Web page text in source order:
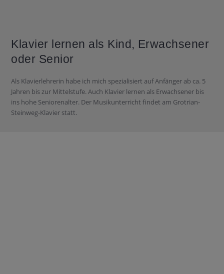
Klavier lernen als Kind, Erwachsener
oder Senior
Als Klavierlehrerin habe ich mich spezialisiert auf Anfänger ab ca. 5
Jahren bis zur Mittelstufe.Auch Klavier lernen als Erwachsener bis
ins hohe Seniorenalter. Der Musikunterricht findet am Grotrian-
Steinweg-Klavier statt.